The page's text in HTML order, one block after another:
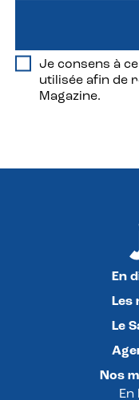
Je consens à
utilisée afin de
Magazine.
En
Les
Le
Nos